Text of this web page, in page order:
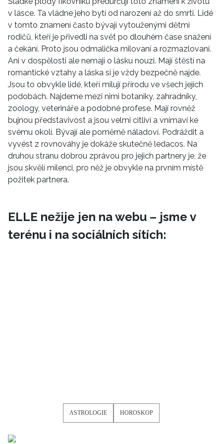
NEWSLETTER
v lásce. Ta vládne jeho bytí od narození až do smrti. Lidé
v tomto znamení často bývají vytouženými dětmi
rodičů, kteří je přivedli na svět po dlouhém čase snažení
a čekání. Proto jsou odmalička milovaní a rozmazlovaní.
Ani v dospělosti ale nemají o lásku nouzi. Mají štěstí na
romantické vztahy a láska si je vždy bezpečně najde.
Jsou to obvykle lidé, kteří milují přírodu ve všech jejích
podobách. Najdeme mezi nimi botaniky, zahradníky,
zoology, veterináře a podobné profese. Mají rovněž
bujnou představivost a jsou velmi citliví a vnímaví ke
svému okolí. Bývají ale poměrně náladoví. Podráždit a
vyvést z rovnováhy je dokáže skutečně ledacos. Na
druhou stranu dobrou zprávou pro jejich partnery je, že
jsou skvělí milenci, pro něž je obvykle na prvním místě
požitek partnera.
ELLE nežije jen na webu – jsme v
terénu i na sociálních sítích:
ASTROLOGIE HOROSKOP